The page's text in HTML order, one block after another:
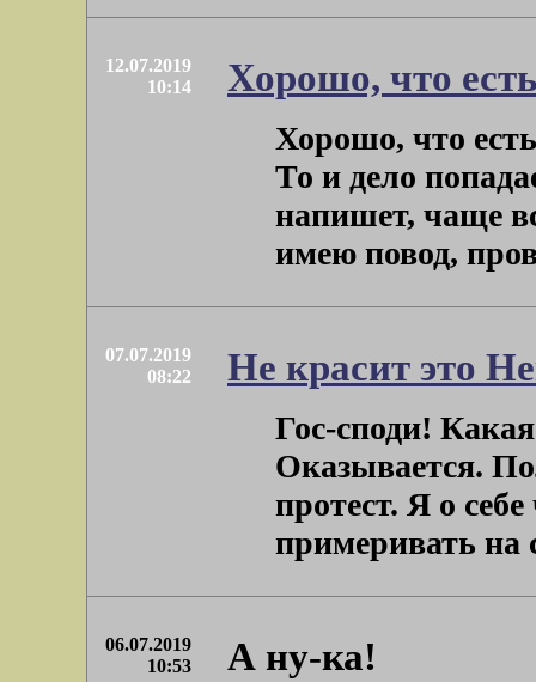
12.07.2019
10:14
Хорошо, что
Хорошо, что
То и дело
напишет, чаще
имею повод,
07.07.2019
08:22
Не красит это
Гос-споди!
Оказывается.
протест. Я о
примеривать на
06.07.2019
10:53
А ну-ка!